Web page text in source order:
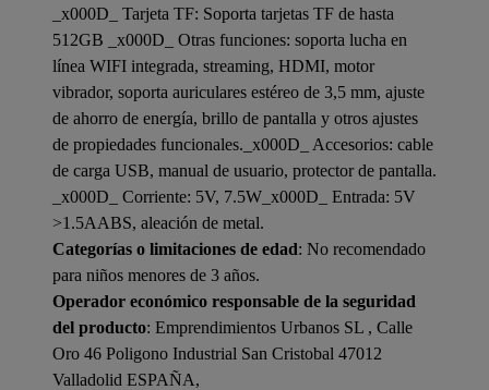
_x000D_ Tarjeta TF: Soporta tarjetas TF de hasta
512GB _x000D_ Otras funciones: soporta lucha en
línea WIFI integrada, streaming, HDMI, motor
vibrador, soporta auriculares estéreo de 3,5 mm, ajuste
de ahorro de energía, brillo de pantalla y otros ajustes
de propiedades funcionales._x000D_ Accesorios: cable
de carga USB, manual de usuario, protector de pantalla.
_x000D_ Corriente: 5V, 7.5W_x000D_ Entrada: 5V
>1.5AABS, aleación de metal.
Categorías o limitaciones de edad: No recomendado
para niños menores de 3 años.
Operador económico responsable de la seguridad
del producto: Emprendimientos Urbanos SL , Calle
Oro 46 Poligono Industrial San Cristobal 47012
Valladolid ESPAÑA,